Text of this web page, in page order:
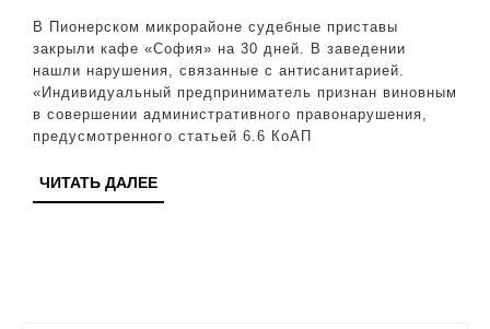
«София»
из-
за
антисанитарии
В Пионерском микрорайоне судебные приставы
закрыли кафе «София» на 30 дней. В заведении
нашли нарушения, связанные с антисанитарией.
«Индивидуальный предприниматель признан виновным
в совершении административного правонарушения,
предусмотренного статьей 6.6 КоАП
ЧИТАТЬ ДАЛЕЕЧИТАТЬ
ДАЛЕЕ